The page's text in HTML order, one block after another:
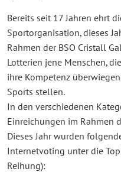
Bereits seit 17 Jahren ehrt
Sportorganisation, dieses
Rahmen der BSO Cristall
Lotterien jene Menschen,
ihre Kompetenz
Sports stellen.
In den verschiedenen
Einreichungen im Rahmen
Dieses Jahr wurden
Internetvoting unter die
Reihung):